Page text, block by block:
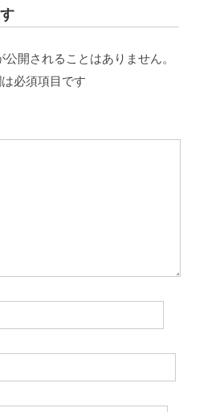
公開されることはありません。
必須項目です